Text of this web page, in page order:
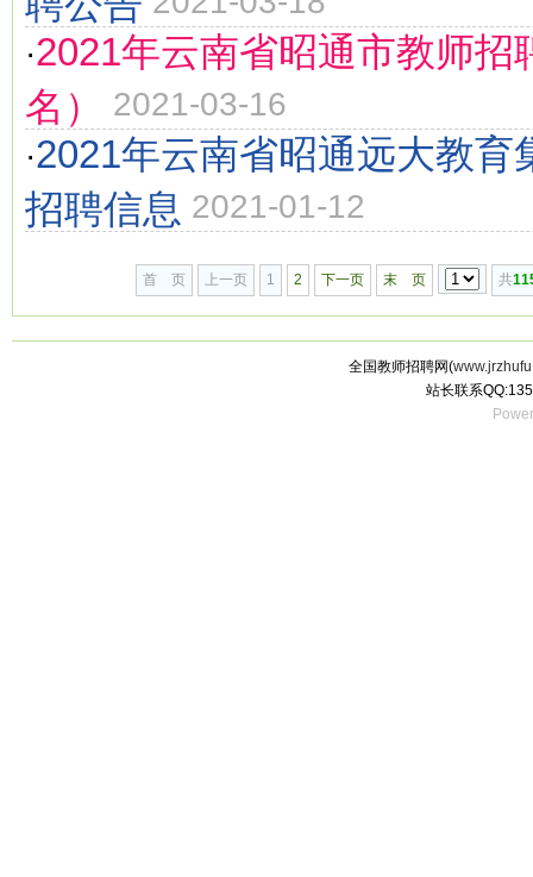
·2021年云南省昭通市教师招
名）
2021-03-16
·2021年云南省昭通远大教育
招聘信息 2021-01-12
首 页 上一页 1 2 下一页 末 页 共
全国教师招聘网(
站长联系